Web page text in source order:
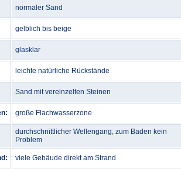
normaler Sand
gelblich bis beige
glasklar
leichte natürliche Rückstände
Sand mit vereinzelten Steinen
große Flachwasserzone
durchschnittlicher Wellengang, zum Baden kein
Problem
viele Gebäude direkt am Strand